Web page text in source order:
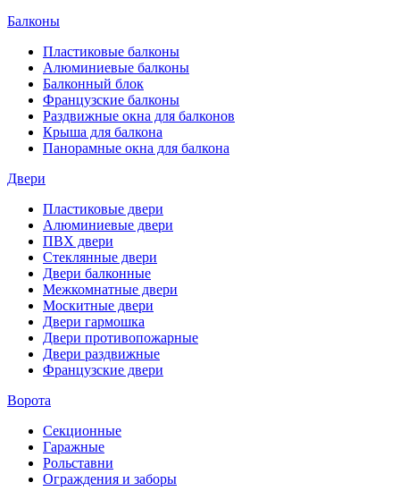
Балконы
Пластиковые балконы
Алюминиевые балконы
Балконный блок
Французские балконы
Раздвижные окна для балконов
Крыша для балкона
Панорамные окна для балкона
Двери
Пластиковые двери
Алюминиевые двери
ПВХ двери
Стеклянные двери
Двери балконные
Межкомнатные двери
Москитные двери
Двери гармошка
Двери противопожарные
Двери раздвижные
Французские двери
Ворота
Секционные
Гаражные
Рольставни
Ограждения и заборы